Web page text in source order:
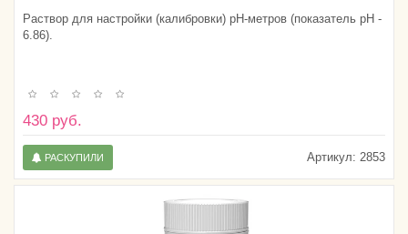
Раствор для настройки (калибровки) pH-метров (показатель pH -
6.86).
430 руб.
Артикул: 2853
РАСКУПИЛИ